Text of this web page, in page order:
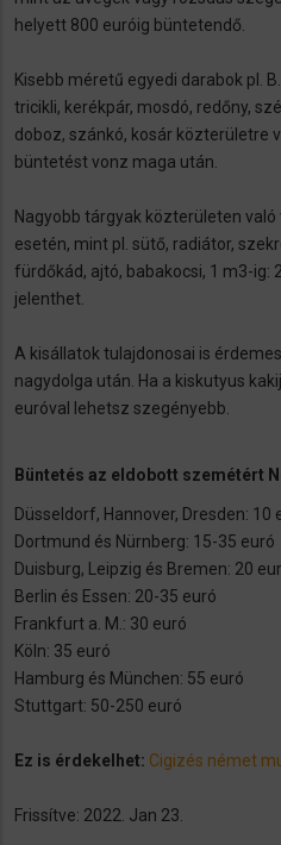
helyett 800 euróig büntetendő.
Kisebb méretű egyedi darabok pl.
tricikli, kerékpár, mosdó, redőny,
doboz, szánkó, kosár közterületre
büntetést vonz maga után.
Nagyobb tárgyak közterületen
esetén, mint pl. sütő, radiátor,
fürdőkád, ajtó, babakocsi, 1 m3-ig:
jelenthet.
A kisállatok tulajdonosai is
nagydolga után. Ha a kiskutyus
euróval lehetsz szegényebb.
Büntetés az eldobott szemétért
Düsseldorf, Hannover, Dresden: 10
Dortmund és Nürnberg: 15-35 euró
Duisburg, Leipzig és Bremen: 20
Berlin és Essen: 20-35 euró
Frankfurt a. M.: 30 euró
Köln: 35 euró
Hamburg és München: 55 euró
Stuttgart: 50-250 euró
Ez is érdekelhet: Cigizés német
​Frissítve: 2022. Jan 23.